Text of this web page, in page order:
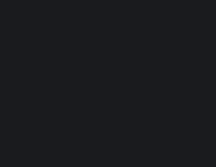
القاتلة والوحوش القاسية
زاد اكتشافك لتاريخها
لأنه في كل مرة تفعل ذلك،
(والمشروبات)، حيث يمكنك ترقية
والاستماع إلى الألحان
مجددًا.